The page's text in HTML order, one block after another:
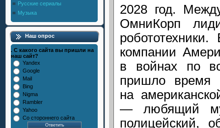
Русские сериалы
Музыка
Наш опрос
. С какого сайта вы пришли на
наш сайт?
Yandex
Google
Mail
Bing
Nigma
Rambler
Yahoo
Со стороннего сайта
2028 год.
ОмниКорп
робототехники.
компании
в войнах по
пришло время
на
— любящий
полицейский,